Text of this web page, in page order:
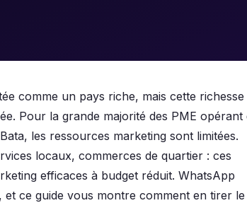
comme un pays riche, mais cette richesse
Pour la grande majorité des PME opérant
les ressources marketing sont limitées.
locaux, commerces de quartier : ces
efficaces à budget réduit. WhatsApp
ce guide vous montre comment en tirer le